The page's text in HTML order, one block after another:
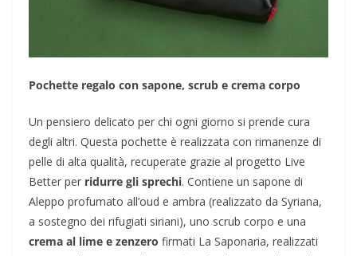
Pochette regalo con sapone, scrub e crema corpo
Un pensiero delicato per chi ogni giorno si prende cura
degli altri. Questa pochette è realizzata con rimanenze di
pelle di alta qualità, recuperate grazie al progetto Live
Better per ridurre gli sprechi. Contiene un sapone di
Aleppo profumato all’oud e ambra (realizzato da Syriana,
a sostegno dei rifugiati siriani), uno scrub corpo e una
crema al lime e zenzero firmati La Saponaria, realizzati